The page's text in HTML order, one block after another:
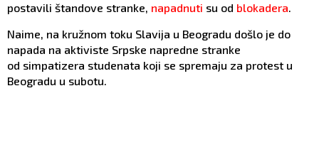
postavili štandove stranke, napadnuti su od blokadera.
Naime, na kružnom toku Slavija u Beogradu došlo je do
napada na aktiviste Srpske napredne stranke
od simpatizera studenata koji se spremaju za protest u
Beogradu u subotu.